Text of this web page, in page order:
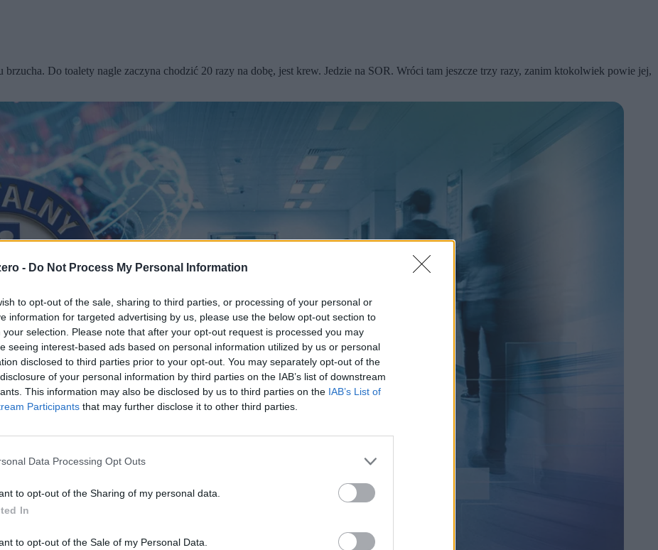
- Do Not Process My Personal Information
to opt-out of the sale, sharing to third parties, or processing of your personal or
information for targeted advertising by us, please use the below opt-out section to
your selection. Please note that after your opt-out request is processed you may
seeing interest-based ads based on personal information utilized by us or personal
disclosed to third parties prior to your opt-out. You may separately opt-out of the
of your personal information by third parties on the IAB’s list of downstream
This information may also be disclosed by us to third parties on the IAB’s List of
Participants that may further disclose it to other third parties.
Data Processing Opt Outs
to opt-out of the Sharing of my personal data.
In
to opt-out of the Sale of my Personal Data.
Do toalety nagle zaczyna chodzić 20 razy na dobę, jest krew. Jedzie na SOR. Wróci tam jeszcze trzy razy, zanim ktokolwiek powie jej,